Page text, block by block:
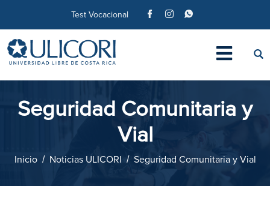
Test Vocacional
Seguridad Comunitaria y
Vial
Inicio Noticias ULICORI Seguridad Comunitaria y Vial